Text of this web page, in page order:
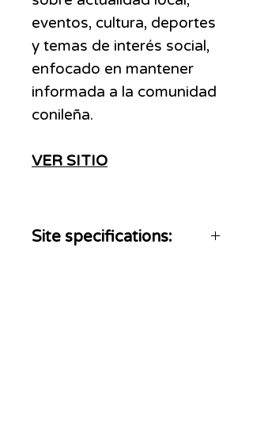
eventos, cultura, deportes
y temas de interés social,
enfocado en mantener
informada a la comunidad
conileña.
VER SITIO
Site specifications: